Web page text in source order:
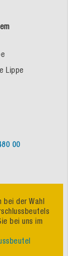
Lippe
00
bei der Wahl
bei uns im